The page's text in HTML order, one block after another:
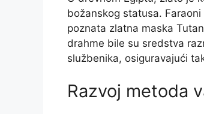
božanskog statusa.
poznata zlatna maska
drahme bile su sredstva
službenika, osiguravajući
Razvoj metoda